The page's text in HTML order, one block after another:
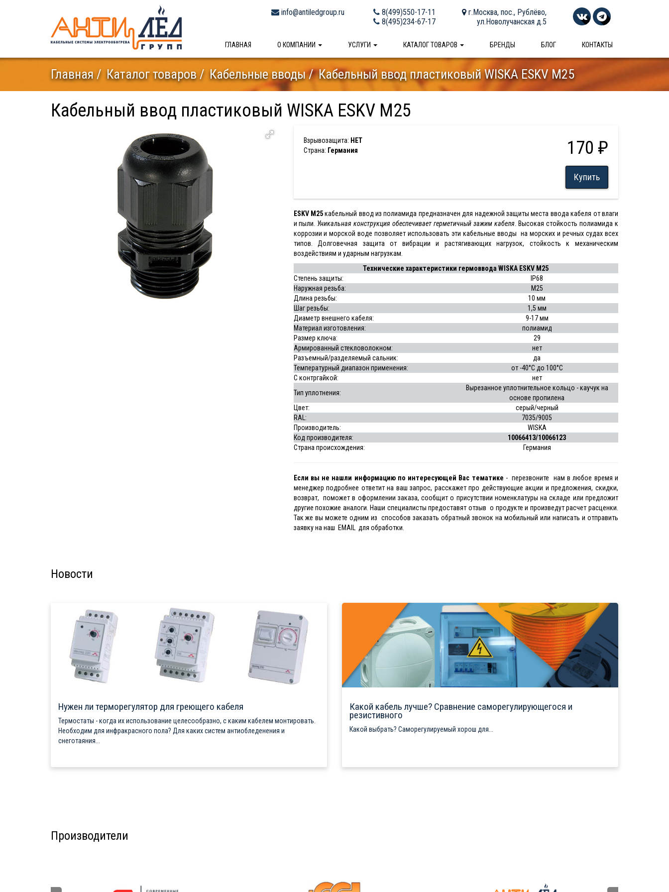
info@antiledgroup.ru
8(499)550-17-11
8(495)234-67-17
г.Москва, пос., Рублёво,
ул.Новолучанская д.5
ГЛАВНАЯ О КОМПАНИИ УСЛУГИ КАТАЛОГ ТОВАРОВ БРЕНДЫ БЛОГ КОНТАКТЫ
Главная Каталог товаров Кабельные вводы Кабельный ввод пластиковый WISKA ESKV M25
Кабельный ввод пластиковый WISKA ESKV M25
Взрывозащита: НЕТ
Страна: Германия 170 ₽
Купить
ESKV M25кабельный ввод из полиамида предназначен для надежной защиты места ввода кабеля от влаги
и пыли. Уникальная конструкция обеспечивает герметичный зажим кабеля . Высокая стойкость полиамида к
коррозии и морской воде позволяет использовать эти кабельные вводы на морских и речных судах всех
типов. Долговечная защита от вибрации и растягивающих нагрузок, стойкость к механическим
воздействиям и ударным нагрузкам.
Технические характеристики гермоввода WISKA ESKV M25
Степень защиты:
IP68
Наружная резьба:
M25
Длина резьбы:
10 мм
Шаг резьбы:
1,5 мм
Диаметр внешнего кабеля:
9-17 мм
Материал изготовления:
полиамид
Размер ключа:
29
Армированный стекловолокном:
нет
Разъемный/разделяемый сальник:
да
Температурный диапазон применения:
от -40°C до 100°C
С контргайкой:
нет
Тип уплотнения:
Вырезанное уплотнительное кольцо - каучук на
основе пропилена
Цвет:
серый/черный
RAL:
7035/9005
Производитель:
WISKA
Код производителя:
10066413/10066123
Страна происхождения:
Германия
Если вы не нашли информацию по интересующей Вас тематике - перезвоните нам в любое время и
менеджер подробнее ответит на ваш запрос, расскажет про действующие акции и предложения, скидки,
возврат, поможет в оформлении заказа, сообщит о присутствии номенклатуры на складе или предложит
другие похожие аналоги. Наши специалисты предоставят отзыв о продукте и произведут расчет расценки.
Так же вы можете одним из способов заказать обратный звонок на мобильный или написать и отправить
заявку на наш EMAIL для обработки.
Новости
Нужен ли терморегулятор для греющего кабеля
Термостаты - когда их использование целесообразно, с каким кабелем монтировать.
Необходим для инфракрасного пола? Для каких систем антиобледенения и
снеготаяния...
Какой кабель лучше? Сравнение саморегулирующегося и
резистивного
Какой выбрать? Саморегулируемый хорош для...
Производители